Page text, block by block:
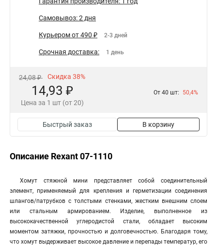
Самовывоз: 2 дня
Курьером от 490 ₽ 2-3 дней
Срочная доставка: 1 день
24,08 ₽ Скидка 38%
14,93 ₽
Цена за 1 шт (от 20)
От 40 шт: 50,4%
Быстрый заказ В корзину
Описание Rexant 07-1110
Хомут стяжной мини представляет собой соединительный
элемент, применяемый для крепления и герметизации соединения
шлангов/патрубков с толстыми стенками, жестким внешним слоем
или стальным армированием. Изделие, выполненное из
высококачественной углеродистой стали, обладает высоким
моментом затяжки, прочностью и долговечностью. Благодаря тому,
что хомут выдерживает высокое давление и перепады температур, его